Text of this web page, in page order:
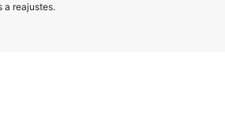
a reajustes.